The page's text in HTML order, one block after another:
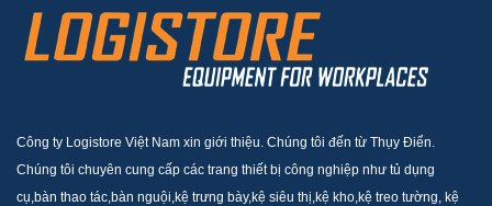
Công ty Logistore Việt Nam xin giới thiệu. Chúng tôi đến từ Thụy Điển.
Chúng tôi chuyên cung cấp các trang thiết bị công nghiệp như tủ dụng
cụ,bàn thao tác,bàn nguội,kệ trưng bày,kệ siêu thị,kệ kho,kệ treo tường, kệ